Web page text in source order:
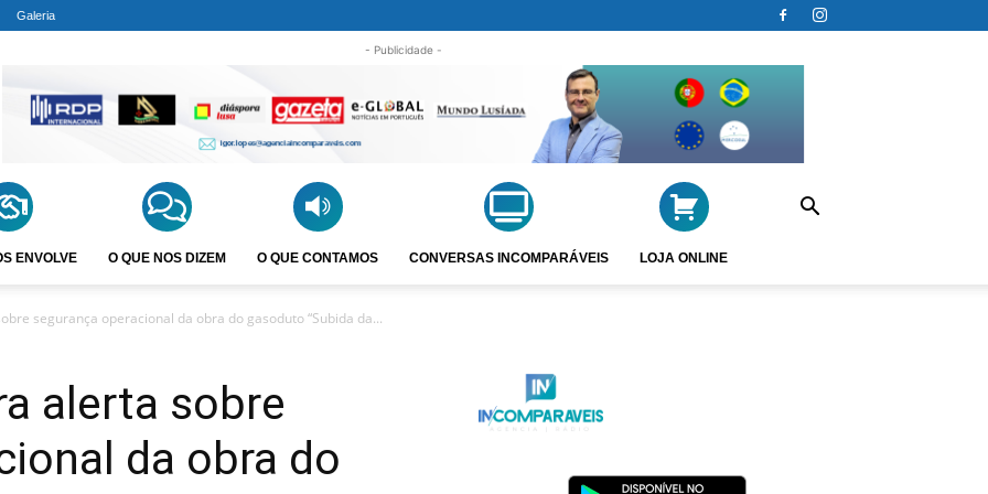
Galeria
- Publicidade -
ENVOLVE O QUE NOS DIZEM O QUE CONTAMOS CONVERSAS INCOMPARÁVEIS LOJA ONLINE
segurança operacional da obra do gasoduto “Subida da...
alerta sobre
da obra do